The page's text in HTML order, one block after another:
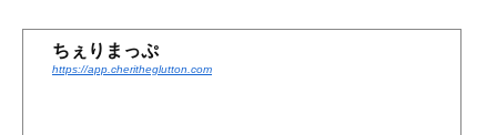
ちぇりまっぷ
https://app.cheritheglutton.com